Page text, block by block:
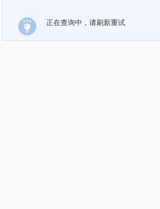
正在查询中，请刷新重试